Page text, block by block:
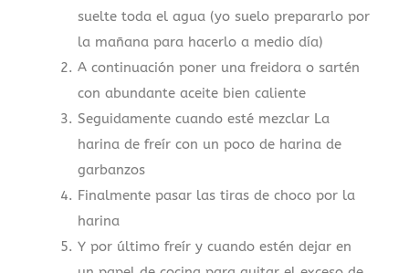
suelte toda el agua (yo suelo prepararlo por
la mañana para hacerlo a medio día)
A continuación poner una freidora o sartén
con abundante aceite bien caliente
Seguidamente cuando esté mezclar La
harina de freír con un poco de harina de
garbanzos
Finalmente pasar las tiras de choco por la
harina
Y por último freír y cuando estén dejar en